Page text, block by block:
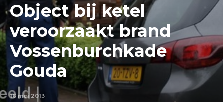
Object bij ketel
veroorzaakt brand
Vossenburchkade
Gouda
16 mei 2013